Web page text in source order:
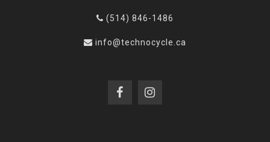
(514) 846-1486
info@technocycle.ca